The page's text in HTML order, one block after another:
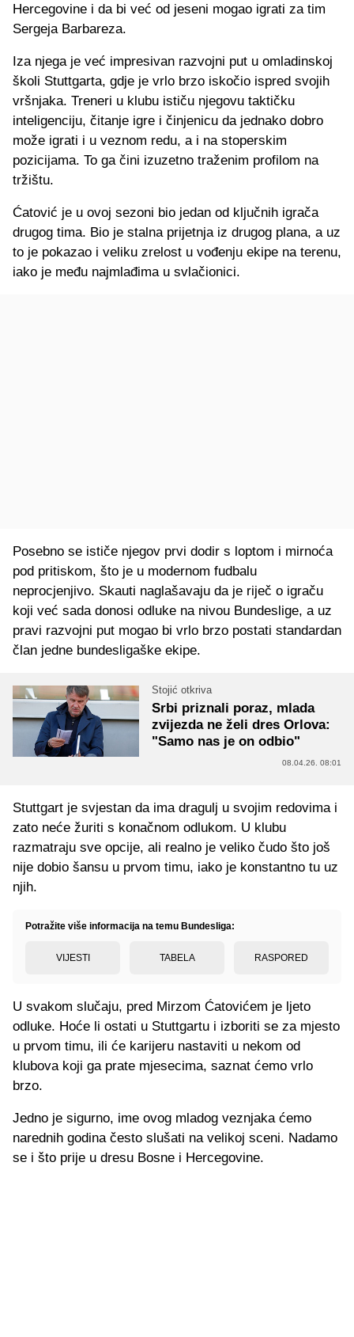
Hercegovine i da bi već od jeseni mogao igrati za tim
Sergeja Barbareza.
Iza njega je već impresivan razvojni put u omladinskoj
školi Stuttgarta, gdje je vrlo brzo iskočio ispred svojih
vršnjaka. Treneri u klubu ističu njegovu taktičku
inteligenciju, čitanje igre i činjenicu da jednako dobro
može igrati i u veznom redu, a i na stoperskim
pozicijama. To ga čini izuzetno traženim profilom na
tržištu.
Ćatović je u ovoj sezoni bio jedan od ključnih igrača
drugog tima. Bio je stalna prijetnja iz drugog plana, a uz
to je pokazao i veliku zrelost u vođenju ekipe na terenu,
iako je među najmlađima u svlačionici.
Posebno se ističe njegov prvi dodir s loptom i mirnoća
pod pritiskom, što je u modernom fudbalu
neprocjenjivo. Skauti naglašavaju da je riječ o igraču
koji već sada donosi odluke na nivou Bundeslige, a uz
pravi razvojni put mogao bi vrlo brzo postati standardan
član jedne bundesligaške ekipe.
Stojić otkriva
Srbi priznali poraz, mlada
zvijezda ne želi dres Orlova:
"Samo nas je on odbio"
08.04.26. 08:01
Stuttgart je svjestan da ima dragulj u svojim redovima i
zato neće žuriti s konačnom odlukom. U klubu
razmatraju sve opcije, ali realno je veliko čudo što još
nije dobio šansu u prvom timu, iako je konstantno tu uz
njih.
Potražite više informacija na temu Bundesliga:
VIJESTI TABELA RASPORED
U svakom slučaju, pred Mirzom Ćatovićem je ljeto
odluke. Hoće li ostati u Stuttgartu i izboriti se za mjesto
u prvom timu, ili će karijeru nastaviti u nekom od
klubova koji ga prate mjesecima, saznat ćemo vrlo
brzo.
Jedno je sigurno, ime ovog mladog veznjaka ćemo
narednih godina često slušati na velikoj sceni. Nadamo
se i što prije u dresu Bosne i Hercegovine.